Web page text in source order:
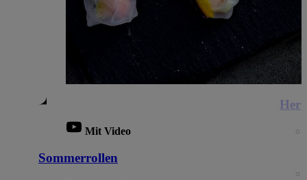
Mit Video
Sommerrollen